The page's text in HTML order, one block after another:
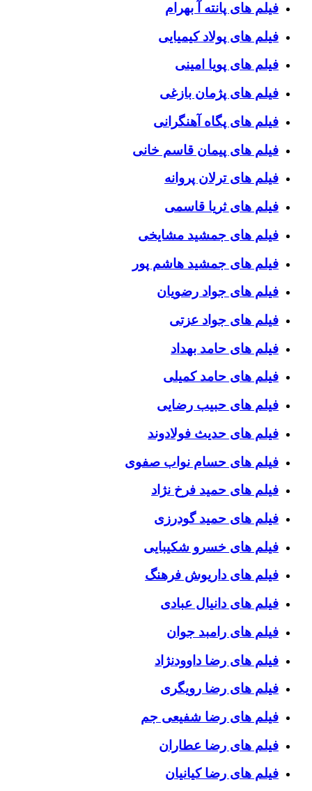
فیلم های پانته آ بهرام
فیلم های پولاد کیمیایی
فیلم های پویا امینی
فیلم های پژمان بازغی
فیلم های پگاه آهنگرانی
فیلم های پیمان قاسم خانی
فیلم های ترلان پروانه
فیلم های ثریا قاسمی
فیلم های جمشید مشایخی
فیلم های جمشید هاشم پور
فیلم های جواد رضویان
فیلم های جواد عزتی
فیلم های حامد بهداد
فیلم های حامد کمیلی
فیلم های حبیب رضایی
فیلم های حدیث فولادوند
فیلم های حسام نواب صفوی
فیلم های حمید فرخ نژاد
فیلم های حمید گودرزی
فیلم های خسرو شکیبایی
فیلم های داریوش فرهنگ
فیلم های دانیال عبادی
فیلم های رامبد جوان
فیلم های رضا داوودنژاد
فیلم های رضا رویگری
فیلم های رضا شفیعی جم
فیلم های رضا عطاران
فیلم های رضا کیانیان